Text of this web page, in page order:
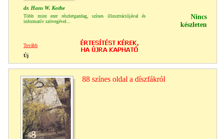
dr. Hans W. Kothe
Több mint ezer részletgazdag, színes illusztrációjával és
informatív szövegével...
Nincs
készleten
Tovább
Új
88 színes oldal a díszfákról